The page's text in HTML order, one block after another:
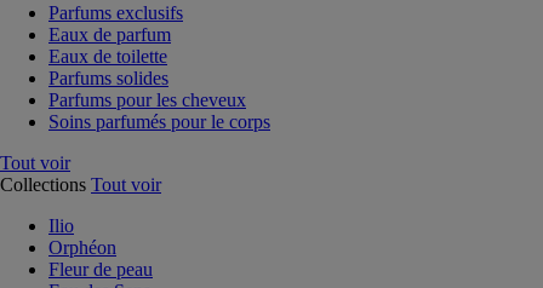
Parfums exclusifs
Eaux de parfum
Eaux de toilette
Parfums solides
Parfums pour les cheveux
Soins parfumés pour le corps
Tout voir
Collections Tout voir
Ilio
Orphéon
Fleur de peau